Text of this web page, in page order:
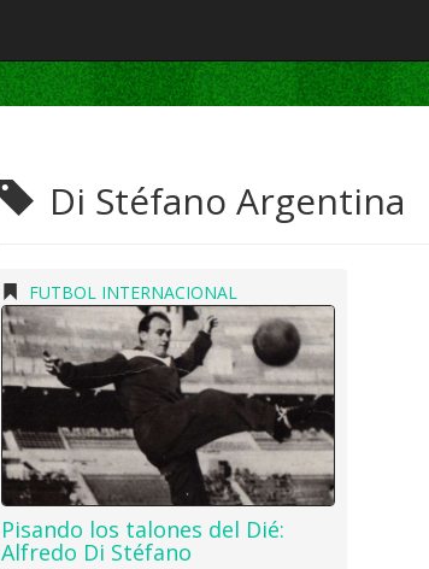
Di Stéfano Argentina
FUTBOL INTERNACIONAL
Pisando los talones del Dié:
Alfredo Di Stéfano